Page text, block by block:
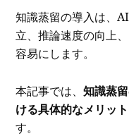
知識蒸留の導入は、
立、推論速度の向上
容易にします。
本記事では、知識蒸
ける具体的なメリッ
す。